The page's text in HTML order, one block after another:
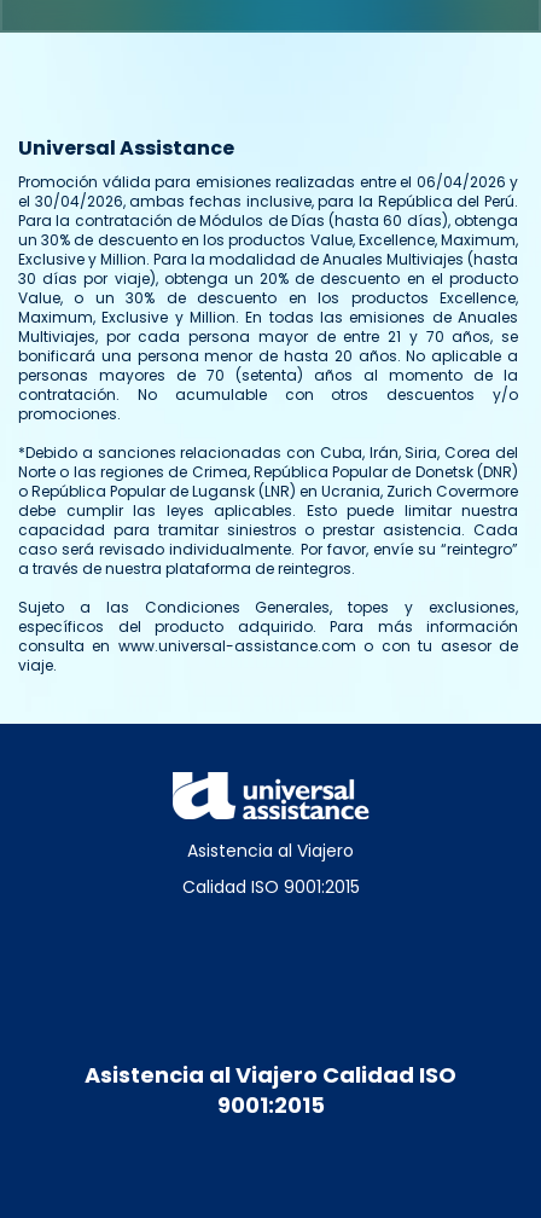
Universal Assistance
Promoción válida para emisiones realizadas entre el 06/04/2026 y
el 30/04/2026, ambas fechas inclusive, para la República del Perú.
Para la contratación de Módulos de Días (hasta 60 días), obtenga
un 30% de descuento en los productos Value, Excellence, Maximum,
Exclusive y Million. Para la modalidad de Anuales Multiviajes (hasta
30 días por viaje), obtenga un 20% de descuento en el producto
Value, o un 30% de descuento en los productos Excellence,
Maximum, Exclusive y Million. En todas las emisiones de Anuales
Multiviajes, por cada persona mayor de entre 21 y 70 años, se
bonificará una persona menor de hasta 20 años. No aplicable a
personas mayores de 70 (setenta) años al momento de la
contratación. No acumulable con otros descuentos y/o
promociones.
*Debido a sanciones relacionadas con Cuba, Irán, Siria, Corea del
Norte o las regiones de Crimea, República Popular de Donetsk (DNR)
o República Popular de Lugansk (LNR) en Ucrania, Zurich Covermore
debe cumplir las leyes aplicables. Esto puede limitar nuestra
capacidad para tramitar siniestros o prestar asistencia. Cada
caso será revisado individualmente. Por favor, envíe su “reintegro”
a través de nuestra plataforma de reintegros.
Sujeto a las Condiciones Generales, topes y exclusiones,
específicos del producto adquirido. Para más información
consulta en www.universal-assistance.com o con tu asesor de
viaje.
Asistencia al Viajero
Calidad ISO 9001:2015
Asistencia al Viajero Calidad ISO
9001:2015